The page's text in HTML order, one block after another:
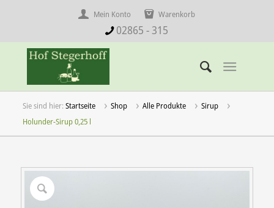
Mein Konto Warenkorb
02865 - 315
Startseite Shop Alle Produkte
Sirup
Holunder-Sirup 0,25 l